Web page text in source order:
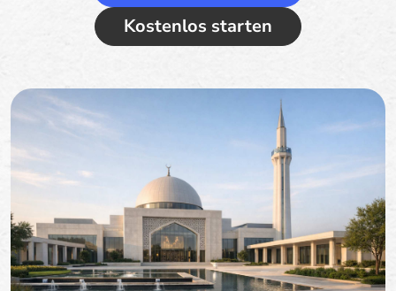
Kostenlos starten